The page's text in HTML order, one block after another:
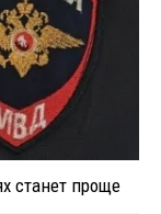
станет проще